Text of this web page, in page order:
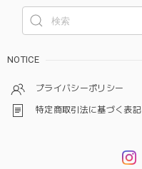
NOTICE
プライバシーポリシー
特定商取引法に基づく表記